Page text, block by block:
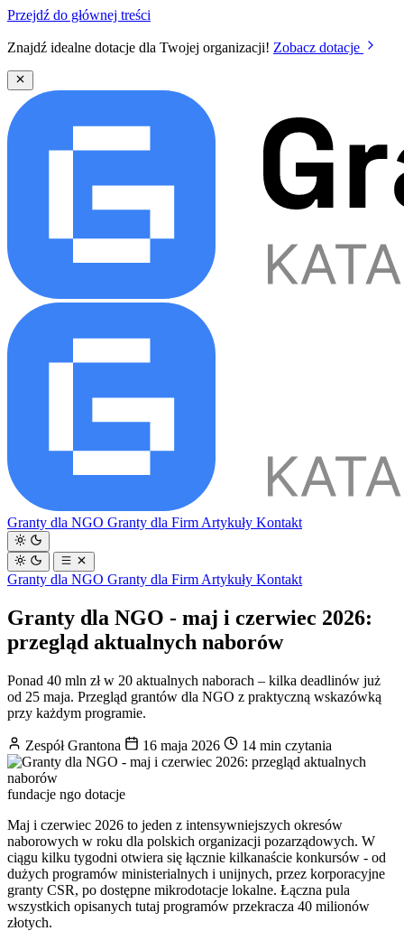
Przejdź do głównej treści
Znajdź idealne dotacje dla Twojej organizacji! Zobacz dotacje
Granty dla NGO Granty dla Firm Artykuły Kontakt
Granty dla NGO Granty dla Firm Artykuły Kontakt
Granty dla NGO - maj i czerwiec 2026:
przegląd aktualnych naborów
Ponad 40 mln zł w 20 aktualnych naborach – kilka deadlinów już
od 25 maja. Przegląd grantów dla NGO z praktyczną wskazówką
przy każdym programie.
Zespół Grantona 16 maja 2026 14 min czytania
fundacje ngo dotacje
Maj i czerwiec 2026 to jeden z intensywniejszych okresów
naborowych w roku dla polskich organizacji pozarządowych. W
ciągu kilku tygodni otwiera się łącznie kilkanaście konkursów - od
dużych programów ministerialnych i unijnych, przez korporacyjne
granty CSR, po dostępne mikrodotacje lokalne. Łączna pula
wszystkich opisanych tutaj programów przekracza 40 milionów
złotych.